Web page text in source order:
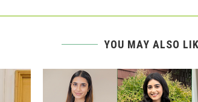
YOU MAY ALSO